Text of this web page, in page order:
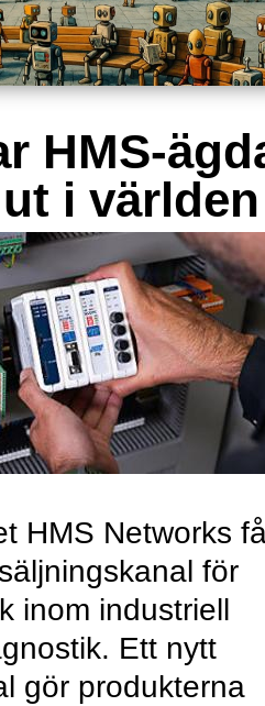
HMS-
i världen
HMS Networks
för
inom industriell
Ett nytt
gör produkterna